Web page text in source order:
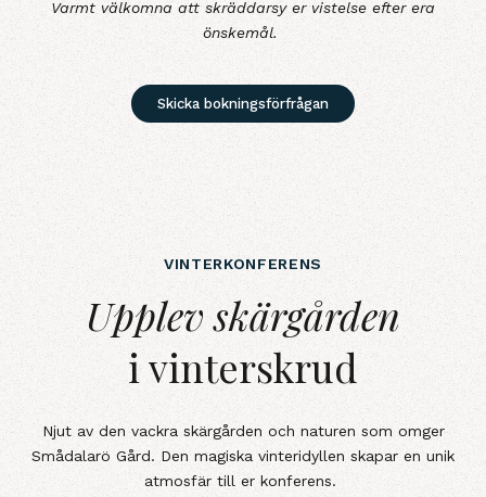
Varmt välkomna att skräddarsy er vistelse efter era
önskemål.
Skicka bokningsförfrågan
VINTERKONFERENS
Upplev skärgårdeni vinterskrud
Upplev skärgården
i vinterskrud
Njut av den vackra skärgården och naturen som omger
Smådalarö Gård. Den magiska vinteridyllen skapar en unik
atmosfär till er konferens.